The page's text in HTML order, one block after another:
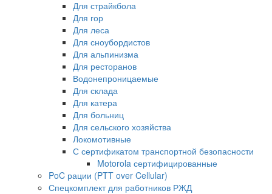
Для страйкбола
Для гор
Для леса
Для сноубордистов
Для альпинизма
Для ресторанов
Водонепроницаемые
Для склада
Для катера
Для больниц
Для сельского хозяйства
Локомотивные
С сертификатом транспортной безопасности
Motorola сертифицированные
PoC рации (PTT over Cellular)
Спецкомплект для работников РЖД